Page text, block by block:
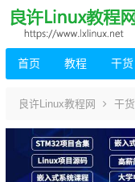
首页 教程 干货
良许Linux教程网 干